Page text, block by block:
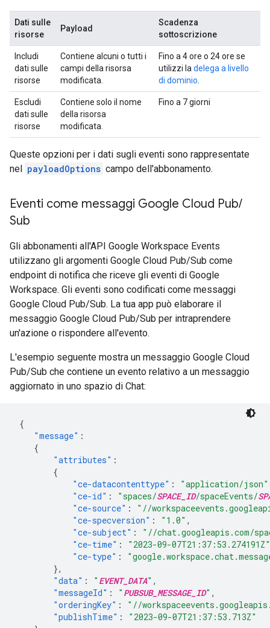
Dati sulle
risorse
Payload
Scadenza
sottoscrizione
Includi
dati sulle
risorse
Contiene alcuni o tutti i
campi della risorsa
modificata.
Fino a 4 ore o 24 ore se
utilizzi la delega a livello
di dominio
Escludi
dati sulle
risorse
Contiene solo il nome
della risorsa
modificata.
Fino a 7 giorni
Queste opzioni per i dati sugli eventi sono rappresentate
nel payloadOptions campo dell'abbonamento.
Eventi come messaggi Google Cloud Pub/
Sub
Gli abbonamenti all'API Google Workspace Events
utilizzano gli argomenti Google Cloud Pub/Sub come
endpoint di notifica che riceve gli eventi di Google
Workspace. Gli eventi sono codificati come messaggi
Google Cloud Pub/Sub. La tua app può elaborare il
messaggio Google Cloud Pub/Sub per intraprendere
un'azione o rispondere all'evento.
L'esempio seguente mostra un messaggio Google Cloud
Pub/Sub che contiene un evento relativo a un messaggio
aggiornato in uno spazio di Chat:
{
"message" :
{
"attributes" :
{
"ce-datacontenttype" : "application/json"
"ce-id" : "spaces/SPACE_ID/spaceEvents/
"ce-source" :
"//
"ce-specversion" : "1.0" ,
"ce-subject" :
"//chat.googleapis.com/
"ce-time" :
"2023-09-07T21:37:53.274191Z"
"ce-type" :
},
"data" : " EVENT_DATA" ,
"messageId" : " PUBSUB_MESSAGE_ID" ,
"orderingKey" :
"//
"publishTime" :
"2023-09-07T21:37:53.713Z"